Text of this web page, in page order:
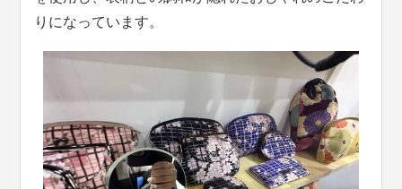
りになっています。